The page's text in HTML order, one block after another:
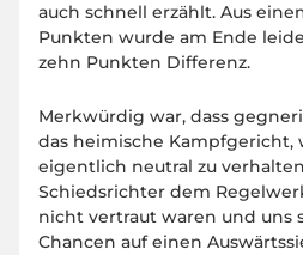
auch schnell erzählt. Aus
Punkten wurde am Ende
zehn Punkten Differenz.
Merkwürdig war, dass
das heimische Kampfgericht,
eigentlich neutral zu
Schiedsrichter dem
nicht vertraut waren und uns
Chancen auf einen